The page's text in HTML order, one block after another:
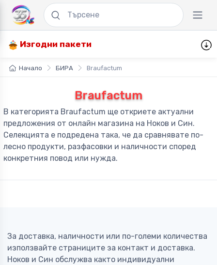
Изгодни пакети
Начало БИРА Braufactum
Braufactum
В категорията Braufactum ще откриете актуални
предложения от онлайн магазина на Ноков и Син.
Селекцията е подредена така, че да сравнявате по-
лесно продукти, разфасовки и наличности според
конкретния повод или нужда.
За доставка, наличности или по-големи количества
използвайте страниците за контакт и доставка.
Ноков и Син обслужва както индивидуални